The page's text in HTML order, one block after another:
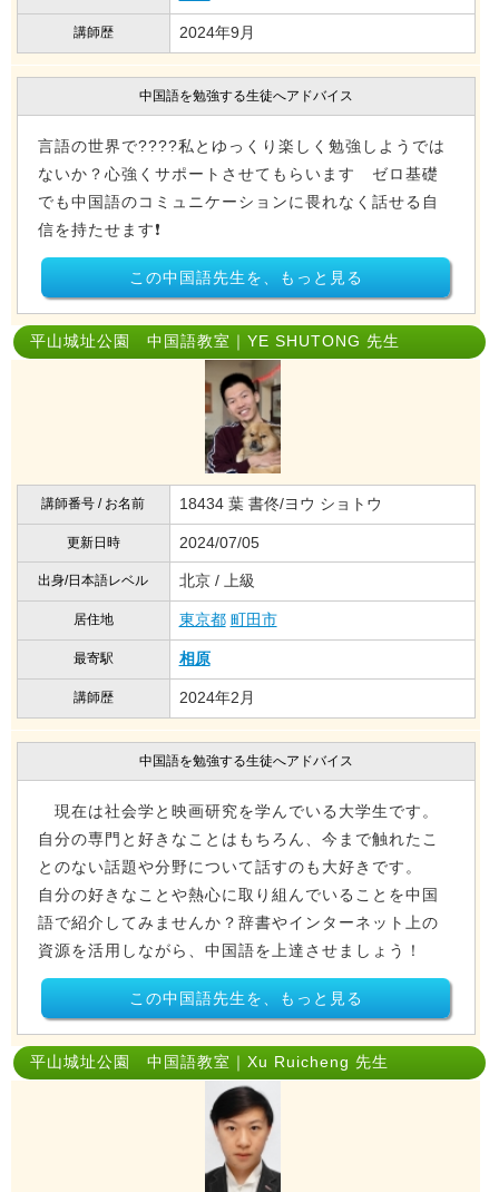
講師歴 2024年9月
中国語を勉強する生徒へアドバイス
言語の世界で????私とゆっくり楽しく勉強しようでは
ないか？心強くサポートさせてもらいます ゼロ基礎
でも中国語のコミュニケーションに畏れなく話せる自
信を持たせます❗️
この中国語先生を、もっと見る
平山城址公園 中国語教室｜YE SHUTONG 先生
講師番号 / お名前 18434 葉 書佟/ヨウ ショトウ
更新日時 2024/07/05
出身/日本語レベル 北京 / 上級
居住地 東京都 町田市
最寄駅 相原
講師歴 2024年2月
中国語を勉強する生徒へアドバイス
現在は社会学と映画研究を学んでいる大学生です。
自分の専門と好きなことはもちろん、今まで触れたこ
とのない話題や分野について話すのも大好きです。
自分の好きなことや熱心に取り組んでいることを中国
語で紹介してみませんか？辞書やインターネット上の
資源を活用しながら、中国語を上達させましょう！
この中国語先生を、もっと見る
平山城址公園 中国語教室｜Xu Ruicheng 先生